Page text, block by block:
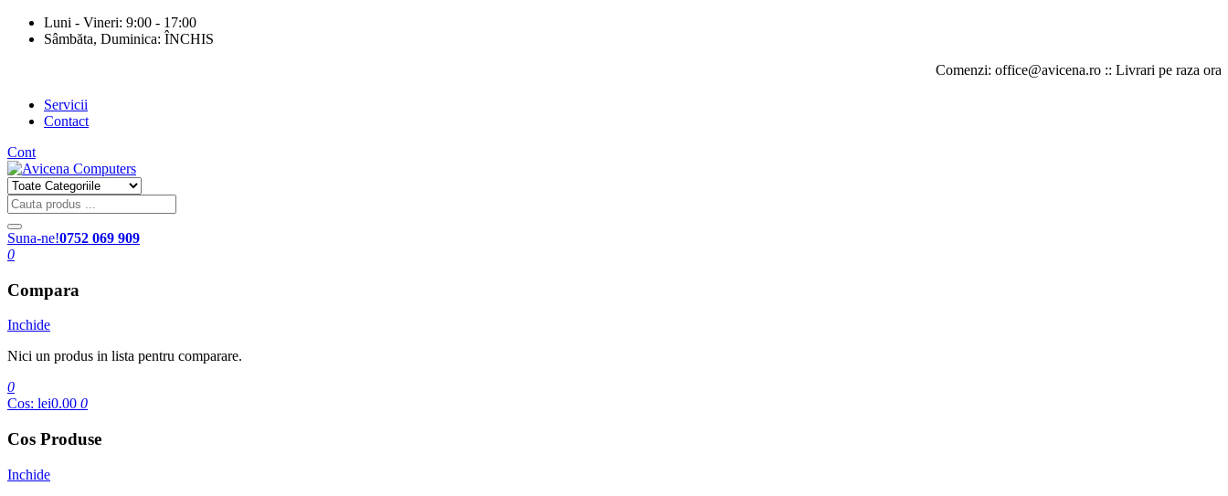
Luni - Vineri: 9:00 - 17:00
Sâmbăta, Duminica: ÎNCHIS
Comenzi: office@avicena.ro :: Livrari pe raza orasului
Servicii
Contact
Cont
Suna-ne!0752 069 909
0
Compara
Inchide
Nici un produs in lista pentru comparare.
0
Cos: lei0.00 0
Cos Produse
Inchide